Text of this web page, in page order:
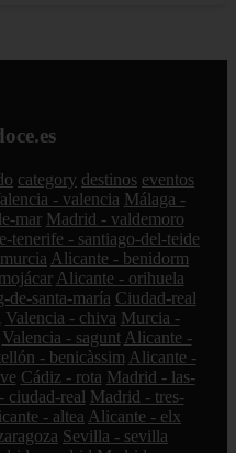
category destinos eventos
- valencia Málaga -
mar Madrid - valdemoro
tenerife - santiago-del-teide
Alicante - benidorm
Alicante - orihuela
de-santa-maría Ciudad-real
Valencia - chiva Murcia -
Valencia - sagunt Alicante -
- benicàssim Alicante -
Cádiz - rota Madrid - las-
ciudad-real Madrid - tres-
- altea Alicante - elx
Sevilla - sevilla